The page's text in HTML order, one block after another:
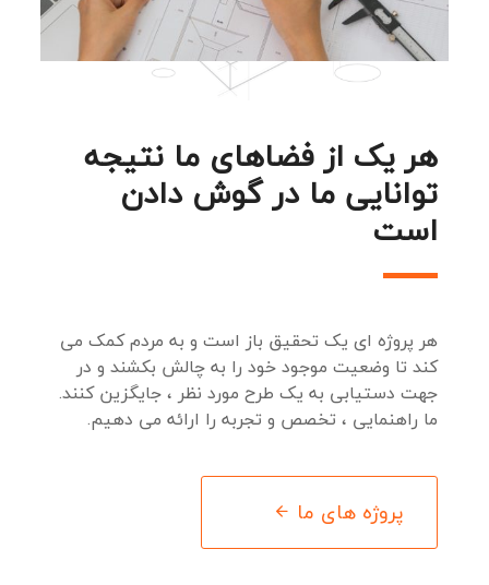
هر یک از فضاهای ما نتیجه
توانایی ما در گوش دادن
است
هر پروژه ای یک تحقیق باز است و به مردم کمک می
کند تا وضعیت موجود خود را به چالش بکشند و در
جهت دستیابی به یک طرح مورد نظر ، جایگزین کنند.
ما راهنمایی ، تخصص و تجربه را ارائه می دهیم.
پروژه های ما